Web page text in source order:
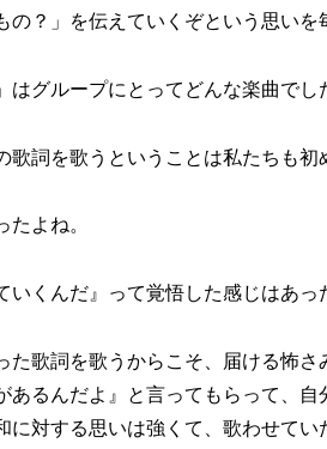
の？」を伝えていくぞという思いを
はグループにとってどんな楽曲でし
詞を歌うということは私たちも初
よね。
いくんだ』って覚悟した感じはあっ
た歌詞を歌うからこそ、届ける怖
あるんだよ』と言ってもらって、
に対する思いは強くて、歌わせてい